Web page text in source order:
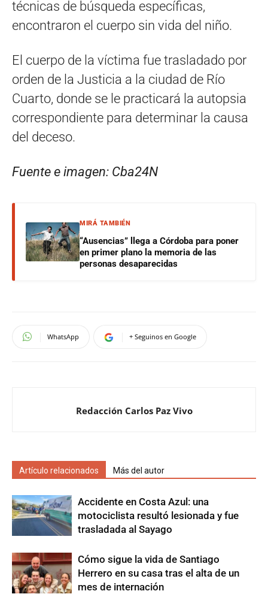
técnicas de búsqueda específicas,
encontraron el cuerpo sin vida del niño.
El cuerpo de la víctima fue trasladado por
orden de la Justicia a la ciudad de Río
Cuarto, donde se le practicará la autopsia
correspondiente para determinar la causa
del deceso.
Fuente e imagen: Cba24N
MIRÁ TAMBIÉN
“Ausencias” llega a Córdoba para poner
en primer plano la memoria de las
personas desaparecidas
WhatsApp + Seguinos en Google
Redacción Carlos Paz Vivo
Artículo relacionados Más del autor
Accidente en Costa Azul: una
motociclista resultó lesionada y fue
trasladada al Sayago
Cómo sigue la vida de Santiago
Herrero en su casa tras el alta de un
mes de internación